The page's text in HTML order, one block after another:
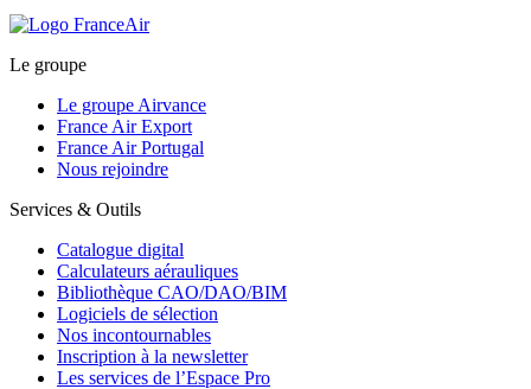
Le groupe
Le groupe Airvance
France Air Export
France Air Portugal
Nous rejoindre
Services & Outils
Catalogue digital
Calculateurs aérauliques
Bibliothèque CAO/DAO/BIM
Logiciels de sélection
Nos incontournables
Inscription à la newsletter
Les services de l’Espace Pro